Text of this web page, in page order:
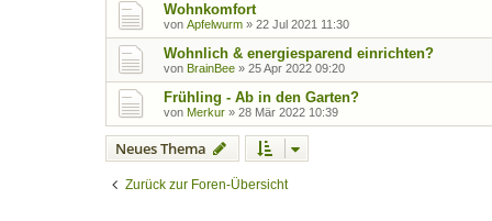
Wohnkomfort
von Apfelwurm » 22 Jul 2021 11:30
Wohnlich & energiesparend einrichten?
von BrainBee » 25 Apr 2022 09:20
Frühling - Ab in den Garten?
von Merkur » 28 Mär 2022 10:39
Neues Thema
Zurück zur Foren-Übersicht